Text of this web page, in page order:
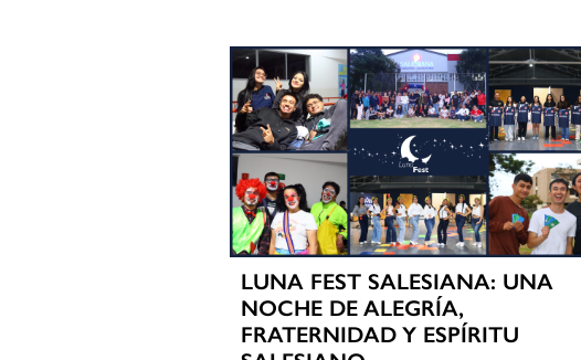
LUNA FEST SALESIANA: UNA
NOCHE DE ALEGRÍA,
FRATERNIDAD Y ESPÍRITU